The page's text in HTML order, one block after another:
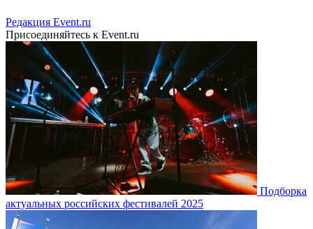
Редакция Event.ru
Присоединяйтесь к Event.ru
Подборка
актуальных российских фестивалей 2025